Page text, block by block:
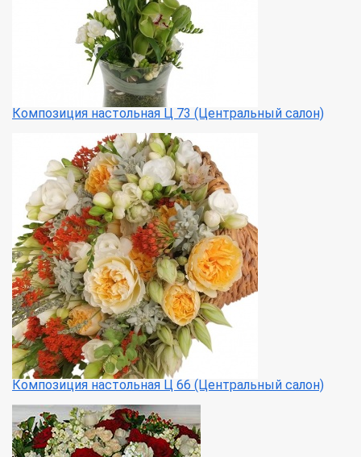
Композиция настольная Ц 73 (Центральный салон)
Композиция настольная Ц 66 (Центральный салон)